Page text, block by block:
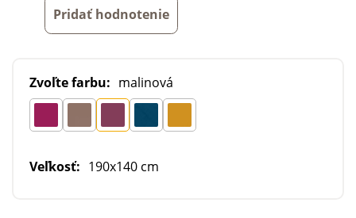
Pridať hodnotenie
Zvoľte farbu: malinová
Veľkosť: 190x140 cm